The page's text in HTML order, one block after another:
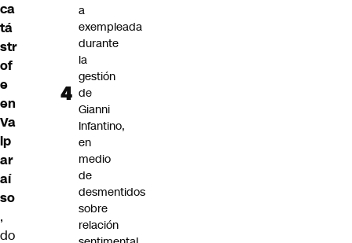
ca
tá
str
of
e
en
Va
lp
ar
aí
so
,
do
a
exempleada
durante
la
gestión
de
Gianni
Infantino,
en
medio
de
desmentidos
sobre
relación